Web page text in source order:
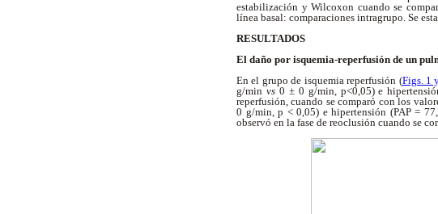
estabilización y Wilcoxon cuando se
línea basal: comparaciones intragrupo. Se
RESULTADOS
El daño por isquemia-reperfusión de un
En el grupo de isquemia reperfusión (Figs. 1
g/min vs0 ± 0 g/min, p<0,05) e
reperfusión, cuando se comparó con los
0 g/min, p < 0,05) e hipertensión (PAP =
observó en la fase de reoclusión cuando se